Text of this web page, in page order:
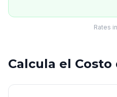
Rates
Calcula el